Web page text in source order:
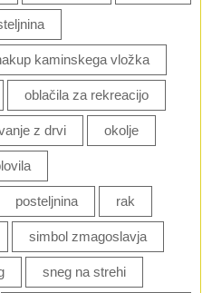
kaminskega vložka
oblačila za rekreacijo
z drvi okolje
posteljnina rak
simbol zmagoslavja
sneg na strehi